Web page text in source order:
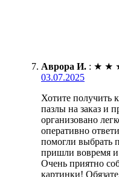
Аврора И. : ★ ★
03.07.2025
Хотите получить
пазлы на заказ и
организовано
оперативно
помогли выбрать
пришли вовремя и
Очень приятно
картинки!